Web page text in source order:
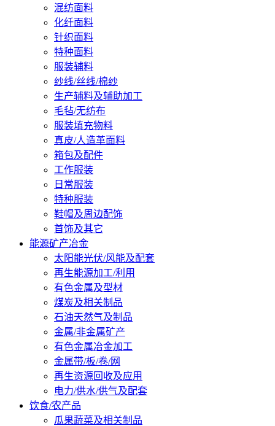
混纺面料
化纤面料
针织面料
特种面料
服装辅料
纱线/丝线/棉纱
生产辅料及辅助加工
毛毡/无纺布
服装填充物料
真皮/人造革面料
箱包及配件
工作服装
日常服装
特种服装
鞋帽及周边配饰
首饰及其它
能源矿产冶金
太阳能光伏/风能及配套
再生能源加工/利用
有色金属及型材
煤炭及相关制品
石油天然气及制品
金属/非金属矿产
有色金属冶金加工
金属带/板/卷/网
再生资源回收及应用
电力/供水/供气及配套
饮食/农产品
瓜果蔬菜及相关制品